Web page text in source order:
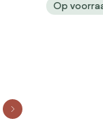
Sandstone
Op